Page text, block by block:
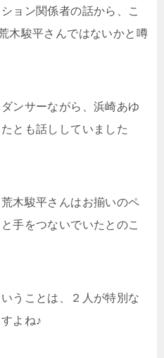
ョン関係者の話から、こ
木駿平さんではないかと噂
ンサーながら、浜崎あゆ
とも話ししていました
木駿平さんはお揃いのペ
手をつないでいたとのこ
うことは、２人が特別な
よね♪